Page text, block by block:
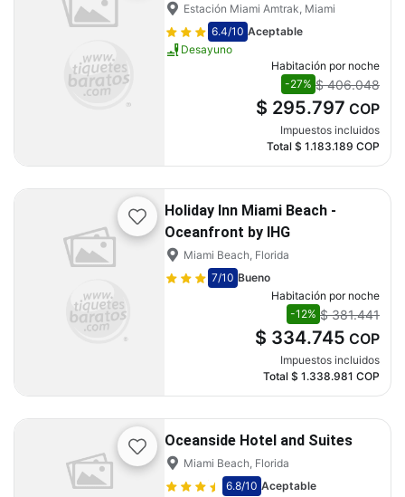
Estación Miami Amtrak, Miami
6.4/10 Aceptable
Desayuno
Habitación por noche
-27% $ 406.048
$ 295.797 COP
Impuestos incluidos
Total $ 1.183.189 COP
Holiday Inn Miami Beach -
Oceanfront by IHG
Miami Beach, Florida
7/10 Bueno
Habitación por noche
-12% $ 381.441
$ 334.745 COP
Impuestos incluidos
Total $ 1.338.981 COP
Oceanside Hotel and Suites
Miami Beach, Florida
6.8/10 Aceptable